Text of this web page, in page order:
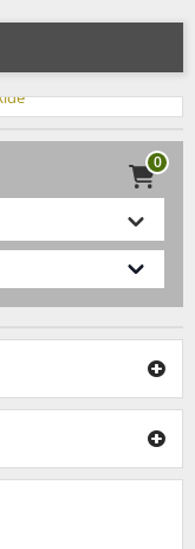
0